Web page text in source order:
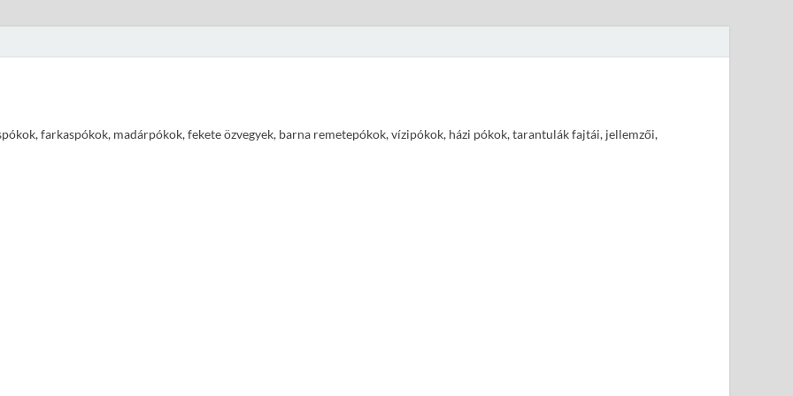
farkaspókok, madárpókok, fekete özvegyek, barna remetepókok, vízipókok, házi pókok, tarantulák fajtái, jellemzői,